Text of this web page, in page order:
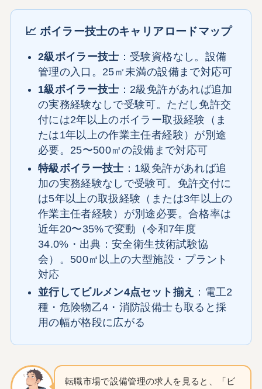
📈 ボイラー技士のキャリアロードマップ
2級ボイラー技士 ：受験資格なし。設備
管理の入口。25㎡未満の設備まで対応可
1級ボイラー技士 ：2級免許があれば追加
の実務経験なしで受験可。ただし免許交
付には2年以上のボイラー取扱経験（ま
たは1年以上の作業主任者経験）が別途
必要。25〜500㎡の設備まで対応可
特級ボイラー技士 ：1級免許があれば追
加の実務経験なしで受験可。免許交付に
は5年以上の取扱経験（または3年以上の
作業主任者経験）が別途必要。合格率は
近年20〜35%で変動（令和7年度
34.0%・出典：安全衛生技術試験協
会）。500㎡以上の大型施設・プラント
対応
並行してビルメン4点セット揃え
：電工2
種・危険物乙4・消防設備士も取ると採
用の幅が格段に広がる
転職市場で設備管理の求人を見ると、「ビ